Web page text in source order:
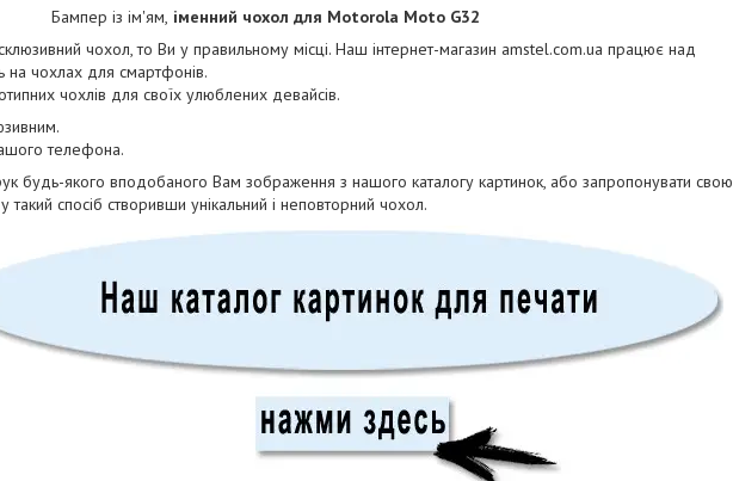
Бампер із ім'ям, іменний чохол для Motorola Moto G32
чохол, то Ви у правильному місці. Наш інтернет-магазин amstel.com.ua працює над
чохлах для смартфонів.
чохлів для своїх улюблених девайсів.
телефона.
будь-якого вподобаного Вам зображення з нашого каталогу картинок, або запропонувати свою
такий спосіб створивши унікальний і неповторний чохол.